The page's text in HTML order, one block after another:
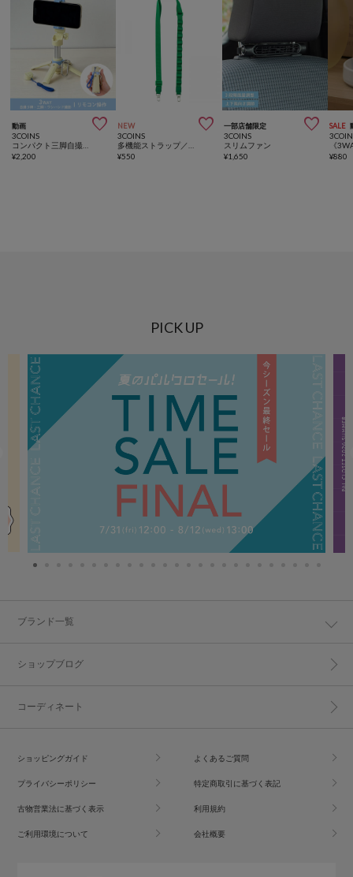
動画 
3COINS
¥2,200
NEW 
3COINS
¥550
一部店舗限定 
3COINS
スリムファン
¥1,650
SALE
¥880
PICK UP
ブランド一覧
ショップブログ
コーディネート
ショッピングガイド よくあるご質問
プライバシーポリシー 特定商取引に基づく表記
古物営業法に基づく表示 利用規約
ご利用環境について 会社概要